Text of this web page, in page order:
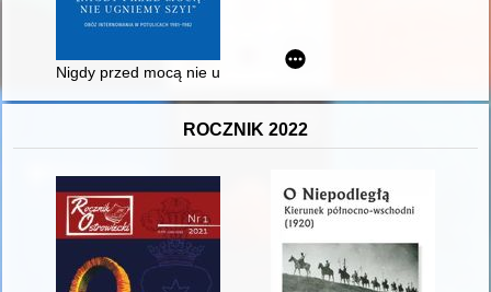
Nigdy przed mocą nie ugniemy szyi” : obóz internowania w
ROCZNIK 2022